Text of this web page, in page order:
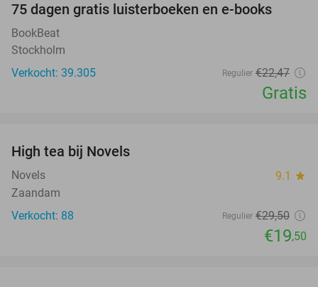
75 dagen gratis luisterboeken en e-books
BookBeat
Stockholm
Verkocht: 39.305
Regulier €22,47
Gratis
High tea bij Novels
Novels 9.1 star
Zaandam
Verkocht: 88
Regulier €29,50
€19,50